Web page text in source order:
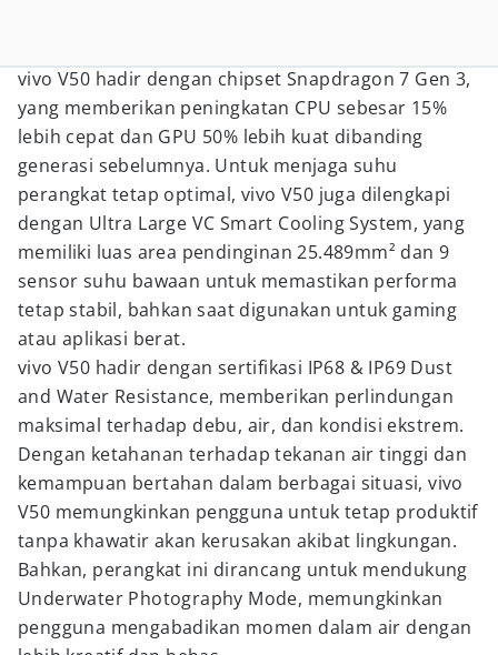
vivo V50 hadir dengan chipset Snapdragon 7 Gen 3,
yang memberikan peningkatan CPU sebesar 15%
lebih cepat dan GPU 50% lebih kuat dibanding
generasi sebelumnya. Untuk menjaga suhu
perangkat tetap optimal, vivo V50 juga dilengkapi
dengan Ultra Large VC Smart Cooling System, yang
memiliki luas area pendinginan 25.489mm² dan 9
sensor suhu bawaan untuk memastikan performa
tetap stabil, bahkan saat digunakan untuk gaming
atau aplikasi berat.
vivo V50 hadir dengan sertifikasi IP68 & IP69 Dust
and Water Resistance, memberikan perlindungan
maksimal terhadap debu, air, dan kondisi ekstrem.
Dengan ketahanan terhadap tekanan air tinggi dan
kemampuan bertahan dalam berbagai situasi, vivo
V50 memungkinkan pengguna untuk tetap produktif
tanpa khawatir akan kerusakan akibat lingkungan.
Bahkan, perangkat ini dirancang untuk mendukung
Underwater Photography Mode, memungkinkan
pengguna mengabadikan momen dalam air dengan